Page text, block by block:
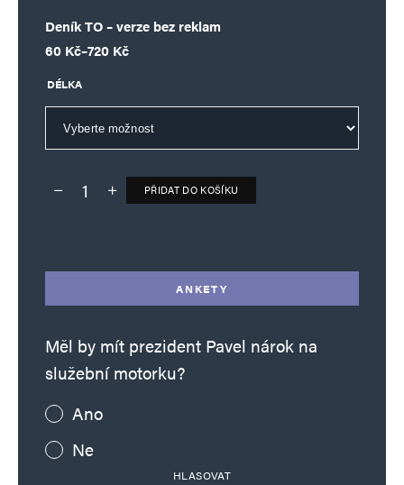
Deník TO – verze bez reklam
60 Kč–720 Kč
Rozpětí cen: 60 Kč až 720 Kč
DÉLKA
Deník TO – verze bez reklam množství
PŘIDAT DO KOŠÍKU
ANKETY
Měl by mít prezident Pavel nárok na
služební motorku?
Ano
Ne
HLASOVAT